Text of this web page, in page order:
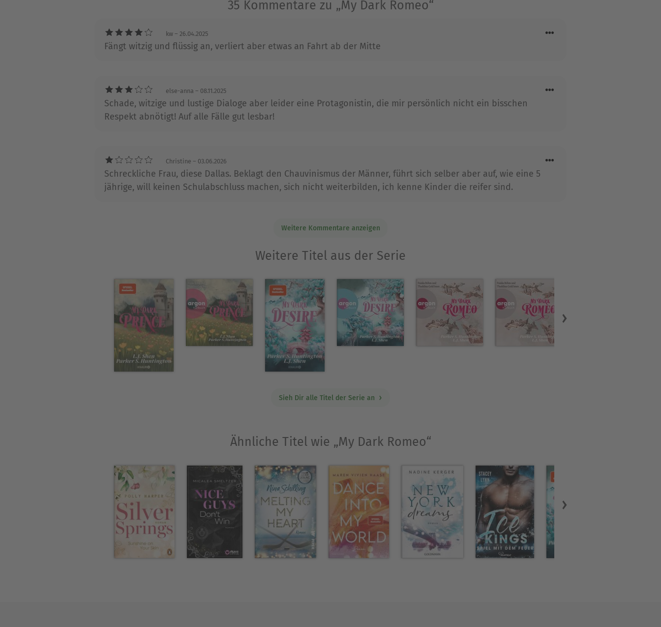
wurden. Sie studierte Politik, Wirtschaft und Philosophie und lebt heute in Kalifornien mit ihrem Ehemann
und ihren Söhnen. Sie trifft exzentrische Modeentscheidungen, genießt guten Wein, schlechte Reality-TV-
Shows und fängt Sonnenstrahlen mit ihrer faulen Katze ein.
35 Kommentare zu „My Dark Romeo“
kw – 26.04.2025
Fängt witzig und flüssig an, verliert aber etwas an Fahrt ab der Mitte
else-anna – 08.11.2025
Schade, witzige und lustige Dialoge aber leider eine Protagonistin, die mir persönlich nicht ein bisschen
Respekt abnötigt! Auf alle Fälle gut lesbar!
Christine – 03.06.2026
Schreckliche Frau, diese Dallas. Beklagt den Chauvinismus der Männer, führt sich selber aber auf, wie eine 5
jährige, will keinen Schulabschluss machen, sich nicht weiterbilden, ich kenne Kinder die reifer sind.
Weitere Kommentare anzeigen
Weitere Titel aus der Serie
Sieh Dir alle Titel der Serie an
Ähnliche Titel wie „My Dark Romeo“